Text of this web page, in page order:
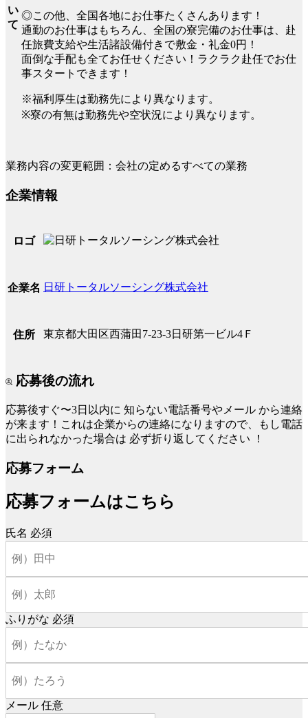
い
て
◎この他、全国各地にお仕事たくさんあります！
通勤のお仕事はもちろん、全国の寮完備のお仕事は、赴
任旅費支給や生活諸設備付きで敷金・礼金0円！
面倒な手配も全てお任せください！ラクラク赴任でお仕
事スタートできます！
※福利厚生は勤務先により異なります。
※寮の有無は勤務先や空状況により異なります。
業務内容の変更範囲：会社の定めるすべての業務
企業情報
ロゴ
企業名 日研トータルソーシング株式会社
住所 東京都大田区西蒲田7-23-3日研第一ビル4Ｆ
応募後の流れ
応募後すぐ〜3日以内に 知らない電話番号やメール から連絡
が来ます！これは企業からの連絡になりますので、もし電話
に出られなかった場合は 必ず折り返してください ！
応募フォーム
応募フォームはこちら
氏名 必須
ふりがな 必須
メール 任意